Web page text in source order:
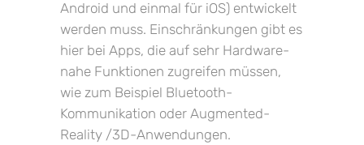
Android und einmal für iOS) entwickelt
werden muss. Einschränkungen gibt es
hier bei Apps, die auf sehr Hardware-
nahe Funktionen zugreifen müssen,
wie zum Beispiel Bluetooth-
Kommunikation oder Augmented-
Reality /3D-Anwendungen.